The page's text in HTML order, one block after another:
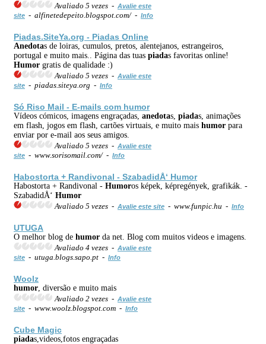
Avaliado 5 vezes - Avalie este
site - alfinetedepeito.blogspot.com/ - Info
Piadas.SiteYa.org - Piadas Online
Anedotas de loiras, cumulos, pretos, alentejanos, estrangeiros,
portugal e muito mais.. Página das tuas piadas favoritas online!
Humor gratis de qualidade :)
Avaliado 5 vezes - Avalie este
site - piadas.siteya.org - Info
Só Riso Mail - E-mails com humor
Vídeos cómicos, imagens engraçadas, anedotas, piadas, animações
em flash, jogos em flash, cartões virtuais, e muito mais humor para
enviar por e-mail aos seus amigos.
Avaliado 5 vezes - Avalie este
site - www.sorisomail.com/ - Info
Habostorta + Randivonal - SzabadidÅ‘ Humor
Habostorta + Randivonal - Humoros képek, képregények, grafikák. -
SzabadidÅ‘ Humor
Avaliado 5 vezes - Avalie este site - www.funpic.hu - Info
UTUGA
O melhor blog de humor da net. Blog com muitos videos e imagens.
Avaliado 4 vezes - Avalie este
site - utuga.blogs.sapo.pt - Info
Woolz
humor , diversão e muito mais
Avaliado 2 vezes - Avalie este
site - www.woolz.blogspot.com - Info
Cube Magic
piadas,videos,fotos engraçadas